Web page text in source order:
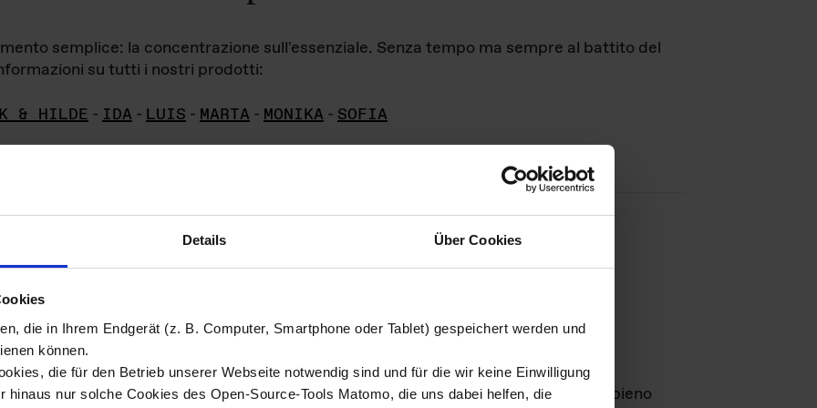
Details Über Cookies
die in Ihrem Endgerät (z. B. Computer, Smartphone oder Tablet) gespeichert werden und
können.
die für den Betrieb unserer Webseite notwendig sind und für die wir keine Einwilligung
hinaus nur solche Cookies des Open-Source-Tools Matomo, die uns dabei helfen, die
semplice: la concentrazione sull'essenziale. Senza tempo ma sempre al battito del
su tutti i nostri prodotti:
& HILDE - IDA - LUIS - MARTA - MONIKA - SOFIA
di immagini
materiale fotografico sono detenuti daDas ganze LebenGmbH e rimangono in pieno